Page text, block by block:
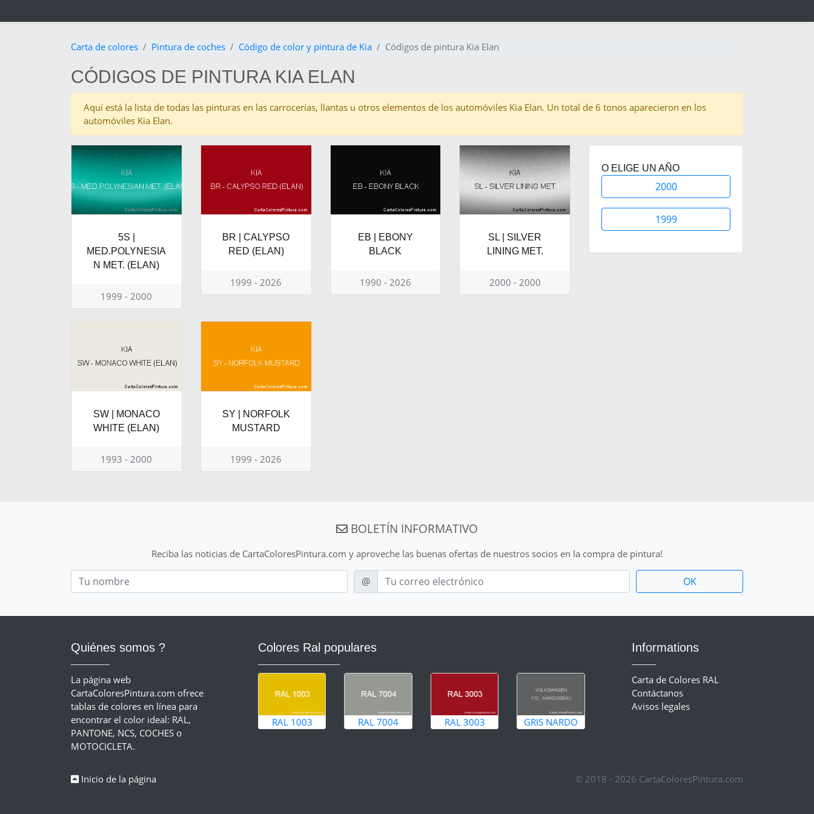
Carta de colores Pintura de coches Código de color y pintura de Kia Códigos de pintura Kia Elan
CÓDIGOS DE PINTURA KIA ELAN
Aquí está la lista de todas las pinturas en las carrocerías, llantas u otros elementos de los automóviles Kia Elan. Un total de 6 tonos aparecieron en los
automóviles Kia Elan.
5S |
MED.POLYNESIA
N MET. (ELAN)
1999 - 2000
BR | CALYPSO
RED (ELAN)
1999 - 2026
EB | EBONY
BLACK
1990 - 2026
SL | SILVER
LINING MET.
2000 - 2000
SW | MONACO
WHITE (ELAN)
1993 - 2000
SY | NORFOLK
MUSTARD
1999 - 2026
O ELIGE UN AÑO
2000
1999
BOLETÍN INFORMATIVO
Reciba las noticias de CartaColoresPintura.com y aproveche las buenas ofertas de nuestros socios en la compra de pintura!
Nom
E-mail
@
Quiénes somos ?
La página web
CartaColoresPintura.com ofrece
tablas de colores en línea para
encontrar el color ideal: RAL,
PANTONE, NCS, COCHES o
MOTOCICLETA.
Colores Ral populares
RAL 1003 RAL 7004 RAL 3003 GRIS NARDO
Informations
Carta de Colores RAL
Contáctanos
Avisos legales
Inicio de la página © 2018 - 2026 CartaColoresPintura.com